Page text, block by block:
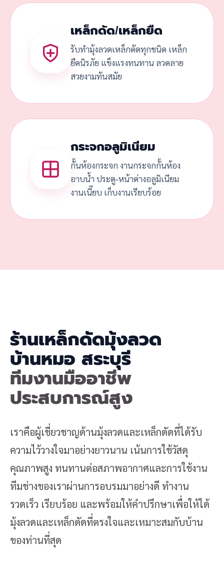
เหล็กดัด/เหล็กยืด
รับทำมุ้งลวดเหล็กดัดทุกชนิด เหล็ก
ยืดนิรภัย แข็งแรงทนทาน ลวดลาย
สวยงามทันสมัย
กระจกอลูมิเนียม
กั้นห้องกระจก งานกระจกกั้นห้อง
อาบน้ำ ประตู-หน้าต่างอลูมิเนียม
งานเนี๊ยบ เก็บงานเรียบร้อย
ร้านเหล็กดัดมุ้งลวด
บ้านหมอ สระบุรี
ทีมงานมืออาชีพ
ประสบการณ์สูง
เราคือผู้เชี่ยวชาญด้านมุ้งลวดและเหล็กดัดที่ได้รับ
ความไว้วางใจมาอย่างยาวนาน เน้นการใช้วัสดุ
คุณภาพสูง ทนทานต่อสภาพอากาศและการใช้งาน
ทีมช่างของเราผ่านการอบรมมาอย่างดี ทำงาน
รวดเร็ว เรียบร้อย และพร้อมให้คำปรึกษาเพื่อให้ได้
มุ้งลวดและเหล็กดัดที่ตรงใจและเหมาะสมกับบ้าน
ของท่านที่สุด